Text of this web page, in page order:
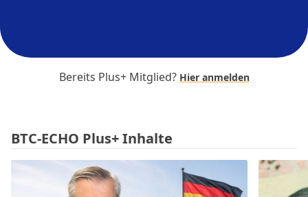
Bereits Plus+ Mitglied? Hier anmelden
BTC-ECHO Plus+ Inhalte